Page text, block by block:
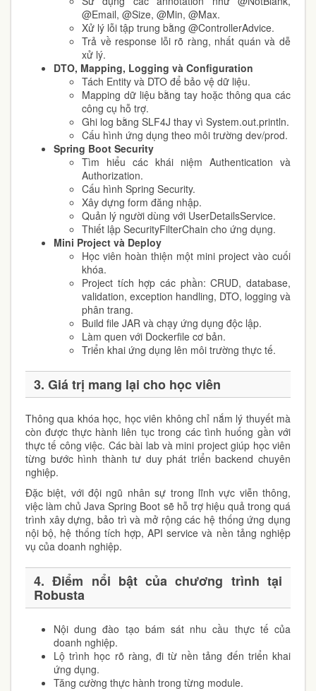
@Email, @Size, @Min, @Max.
Xử lý lỗi tập trung bằng @ControllerAdvice.
Trả về response lỗi rõ ràng, nhất quán và dễ
xử lý.
DTO, Mapping, Logging và Configuration
Tách Entity và DTO để bảo vệ dữ liệu.
Mapping dữ liệu bằng tay hoặc thông qua các
công cụ hỗ trợ.
Ghi log bằng SLF4J thay vì System.out.println.
Cấu hình ứng dụng theo môi trường dev/prod.
Spring Boot Security
Tìm hiểu các khái niệm Authentication và
Authorization.
Cấu hình Spring Security.
Xây dựng form đăng nhập.
Quản lý người dùng với UserDetailsService.
Thiết lập SecurityFilterChain cho ứng dụng.
Mini Project và Deploy
Học viên hoàn thiện một mini project vào cuối
khóa.
Project tích hợp các phần: CRUD, database,
validation, exception handling, DTO, logging và
phân trang.
Build file JAR và chạy ứng dụng độc lập.
Làm quen với Dockerfile cơ bản.
Triển khai ứng dụng lên môi trường thực tế.
3. Giá trị mang lại cho học viên
Thông qua khóa học, học viên không chỉ nắm lý thuyết mà
còn được thực hành liên tục trong các tình huống gần với
thực tế công việc. Các bài lab và mini project giúp học viên
từng bước hình thành tư duy phát triển backend chuyên
nghiệp.
Đặc biệt, với đội ngũ nhân sự trong lĩnh vực viễn thông,
việc làm chủ Java Spring Boot sẽ hỗ trợ hiệu quả trong quá
trình xây dựng, bảo trì và mở rộng các hệ thống ứng dụng
nội bộ, hệ thống tích hợp, API service và nền tảng nghiệp
vụ của doanh nghiệp.
4. Điểm nổi bật của chương trình tại
Robusta
Nội dung đào tạo bám sát nhu cầu thực tế của
doanh nghiệp.
Lộ trình học rõ ràng, đi từ nền tảng đến triển khai
ứng dụng.
Tăng cường thực hành trong từng module.